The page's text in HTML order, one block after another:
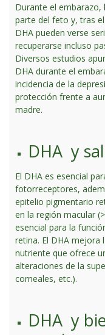
Durante el embarazo,
parte del feto y, tras
DHA pueden verse
recuperarse incluso
Diversos estudios
DHA durante el
incidencia de la
protección frente a
madre.
DHA y
El DHA es esencial
fotorreceptores,
epitelio pigmentario
en la región macular
esencial para la
retina. El DHA mejora
nutriente que ofrece
alteraciones de la
corneales, etc.).
DHA y